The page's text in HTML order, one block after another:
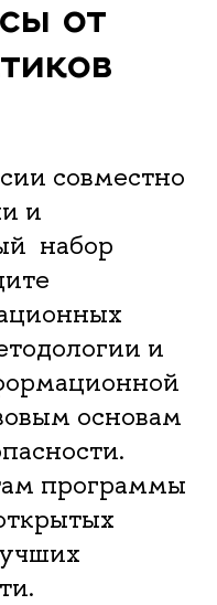
от
совместно
и
набор
и
основам
программы